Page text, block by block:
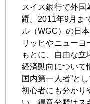
2011年12月21日
株も金も急騰
2011年12月19日
金正日死去
スイス銀行で外国
躍。2011年9月ま
ル（WGC）の日
リッヒやニューヨ
もとに、自由な立
経済動向について
国内第一人者”と
初心者にも分かり
い。得意分野はス